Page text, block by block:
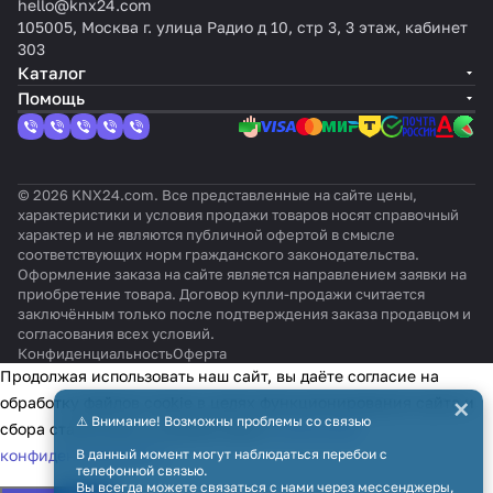
55
X4v2,
4-
кнопо
чный,
цвет:
цвет:
произв
графи
ка
ный,
цвет:
оттено
глянце
цвет:
оттен
ок:
ок:
оттен
M/PT нноеKNатуры,
Цвет
выбор
отте
Барх
hello@knx24.com
105005, Москва г. улица Радио д 10, стр 3, 3 этаж, кабинет
303
Каталог
Помощь
© 2026 KNX24.com. Все представленные на сайте цены,
характеристики и условия продажи товаров носят справочный
характер и не являются публичной офертой в смысле
соответствующих норм гражданского законодательства.
Оформление заказа на сайте является направлением заявки на
приобретение товара. Договор купли-продажи считается
заключённым только после подтверждения заказа продавцом и
согласования всех условий.
КонфиденциальностьОферта
⚠️ Внимание! Возможны проблемы со связью
В данный момент могут наблюдаться перебои с
телефонной связью.
Вы всегда можете связаться с нами через мессенджеры,
×
Продолжая использовать наш сайт, вы даёте согласие на
обработку файлов cookie в целях функционирования сайта и
сбора статистики в соответствии сполитикой
конфиденциальности